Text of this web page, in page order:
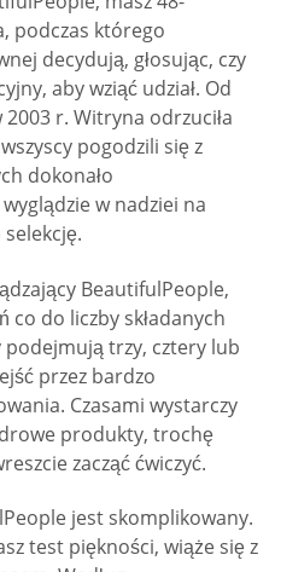
podczas którego
decydują, głosując, czy
aby wziąć udział. Od
r. Witryna odrzuciła
pogodzili się z
dokonało
w nadziei na
BeautifulPeople,
co do liczby składanych
trzy, cztery lub
przez bardzo
Czasami wystarczy
produkty, trochę
zacząć ćwiczyć.
jest skomplikowany.
test piękności, wiąże się z